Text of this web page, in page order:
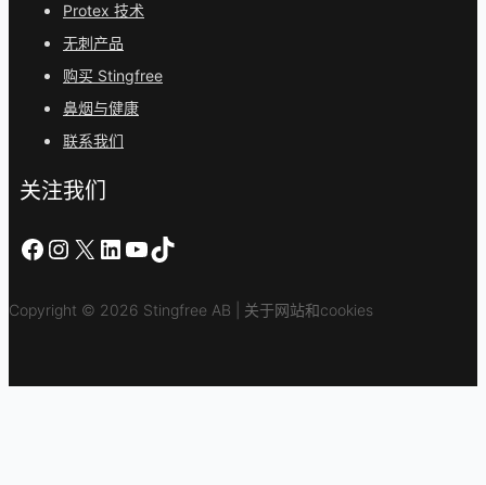
Protex 技术
无刺产品
购买 Stingfree
鼻烟与健康
联系我们
关注我们
在 Facebook 上Instagram
X LinkedIn
YouTube
TikTok
Copyright © 2026 Stingfree AB | 关于网站和cookies